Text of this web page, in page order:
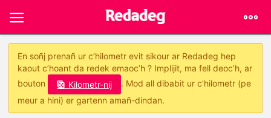
En soñj prenañ ur c’hilometr evit sikour ar Redadeg hep
kaout c’hoant da redek emaoc’h ? Implijit, ma fell deoc’h, ar
bouton
Kilometr-nij
. Mod all dibabit ur c’hilometr (pe
meur a hini) er gartenn amañ-dindan.